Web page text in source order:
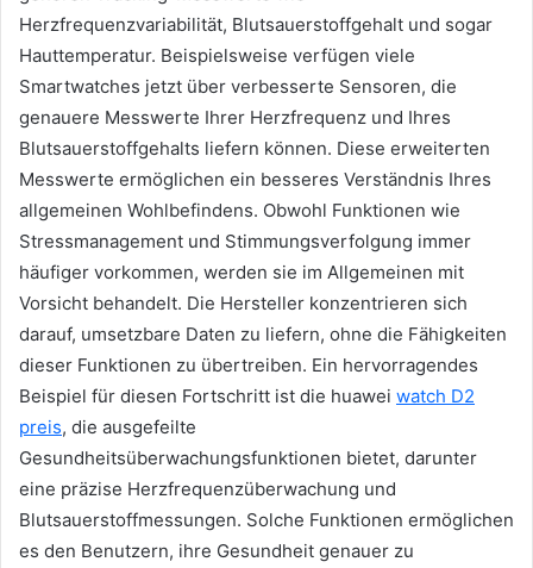
Herzfrequenzvariabilität, Blutsauerstoffgehalt und sogar
Hauttemperatur. Beispielsweise verfügen viele
Smartwatches jetzt über verbesserte Sensoren, die
genauere Messwerte Ihrer Herzfrequenz und Ihres
Blutsauerstoffgehalts liefern können. Diese erweiterten
Messwerte ermöglichen ein besseres Verständnis Ihres
allgemeinen Wohlbefindens. Obwohl Funktionen wie
Stressmanagement und Stimmungsverfolgung immer
häufiger vorkommen, werden sie im Allgemeinen mit
Vorsicht behandelt. Die Hersteller konzentrieren sich
darauf, umsetzbare Daten zu liefern, ohne die Fähigkeiten
dieser Funktionen zu übertreiben. Ein hervorragendes
Beispiel für diesen Fortschritt ist die huawei watch D2
preis, die ausgefeilte
Gesundheitsüberwachungsfunktionen bietet, darunter
eine präzise Herzfrequenzüberwachung und
Blutsauerstoffmessungen. Solche Funktionen ermöglichen
es den Benutzern, ihre Gesundheit genauer zu